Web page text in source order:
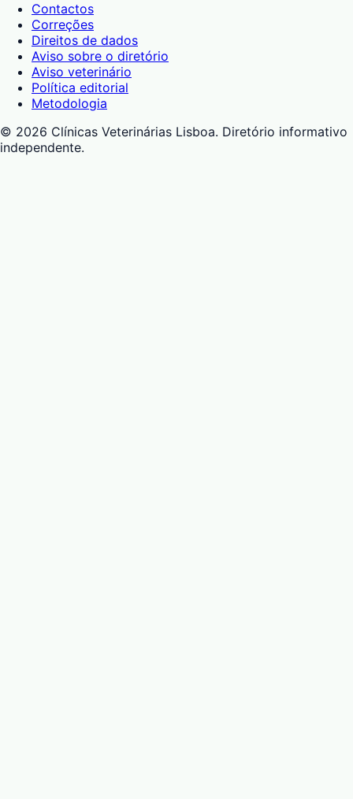
Contactos
Correções
Direitos de dados
Aviso sobre o diretório
Aviso veterinário
Política editorial
Metodologia
© 2026 Clínicas Veterinárias Lisboa. Diretório informativo
independente.